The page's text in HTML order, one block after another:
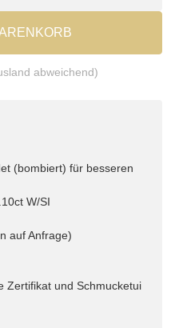
abweichend)
(bombiert) für besseren
W/SI
auf Anfrage)
Zertifikat und Schmucketui